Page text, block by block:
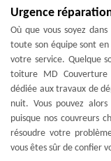
Urgence
Où que vous soyez
toute son équipe sont
votre service. Quelque
toiture MD Couverture
dédiée aux travaux de
nuit. Vous pouvez
puisque nos couvreurs
résoudre votre
vous êtes sûr de confier